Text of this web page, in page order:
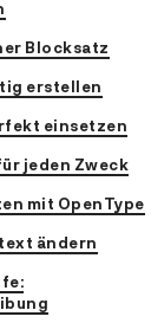
Blocksatz
erstellen
einsetzen
jeden Zweck
mit OpenType
ändern